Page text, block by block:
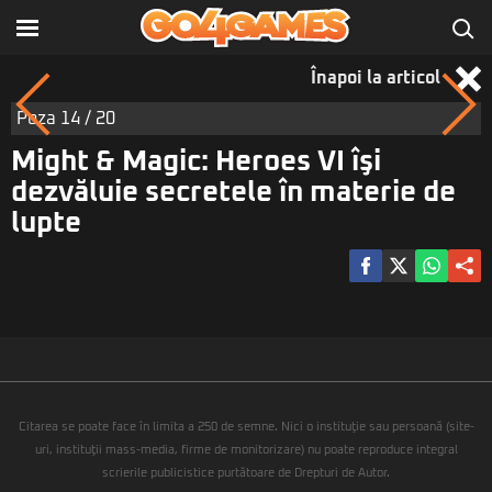
Înapoi la articol
Poza 14 / 20
Might & Magic: Heroes VI îşi
dezvăluie secretele în materie de
lupte
Citarea se poate face în limita a 250 de semne. Nici o instituţie sau persoană (site-
uri, instituţii mass-media, firme de monitorizare) nu poate reproduce integral
scrierile publicistice purtătoare de Drepturi de Autor.